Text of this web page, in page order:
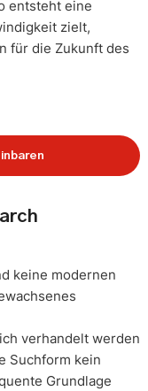
entsteht eine
zielt,
für die Zukunft des
keine modernen
verhandelt werden
Suchform kein
Grundlage